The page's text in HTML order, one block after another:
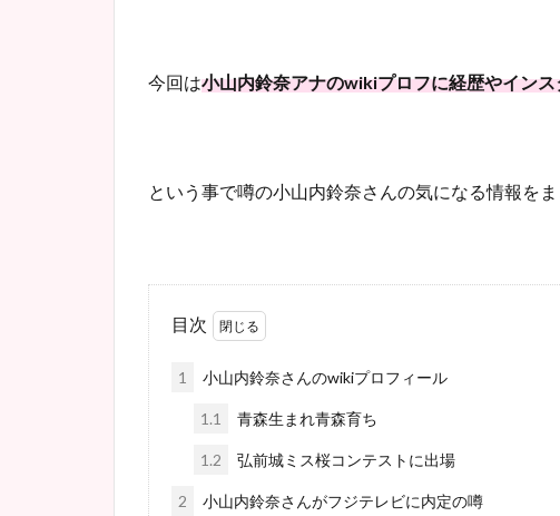
今回は小山内鈴奈アナのwikiプロフに経歴やイン
という事で噂の小山内鈴奈さんの気になる情報をま
目次
1 小山内鈴奈さんのwikiプロフィール
1.1 青森生まれ青森育ち
1.2 弘前城ミス桜コンテストに出場
2 小山内鈴奈さんがフジテレビに内定の噂